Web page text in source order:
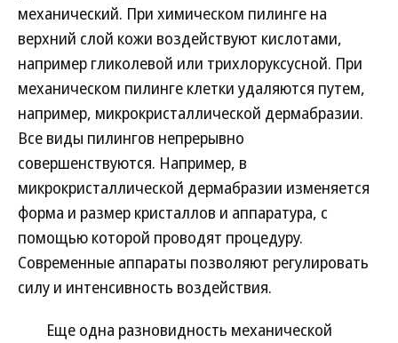
механический. При химическом пилинге на
верхний слой кожи воздействуют кислотами,
например гликолевой или трихлоруксусной. При
механическом пилинге клетки удаляются путем,
например, микрокристаллической дермабразии.
Все виды пилингов непрерывно
совершенствуются. Например, в
микрокристаллической дермабразии изменяется
форма и размер кристаллов и аппаратура, с
помощью которой проводят процедуру.
Современные аппараты позволяют регулировать
силу и интенсивность воздействия.
Еще одна разновидность механической